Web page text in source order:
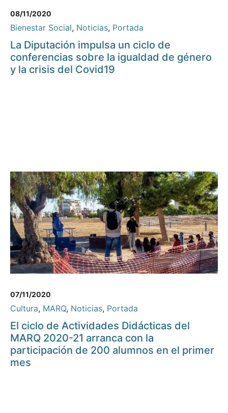
08/11/2020
Bienestar Social, Noticias, Portada
La Diputación impulsa un ciclo de
conferencias sobre la igualdad de género
y la crisis del Covid19
07/11/2020
Cultura, MARQ, Noticias, Portada
El ciclo de Actividades Didácticas del
MARQ 2020-21 arranca con la
participación de 200 alumnos en el primer
mes